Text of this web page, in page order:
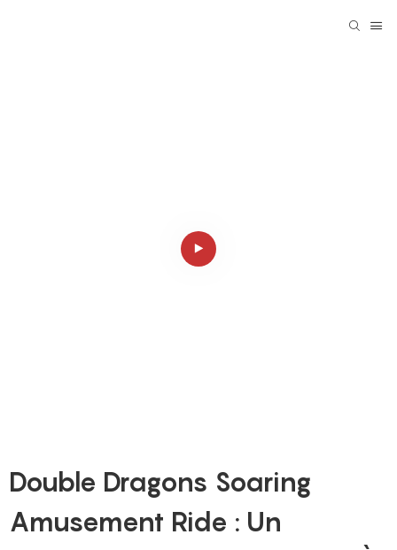
Double Dragons Soaring
Amusement Ride : Un